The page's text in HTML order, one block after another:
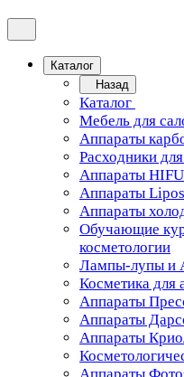
Каталог
Назад
Каталог
Мебель для
Аппараты
Расходники
Аппараты
Аппараты
Аппараты
Обучающие
косметологии
Лампы-лупы и
Косметика для
Аппараты
Аппараты
Аппараты